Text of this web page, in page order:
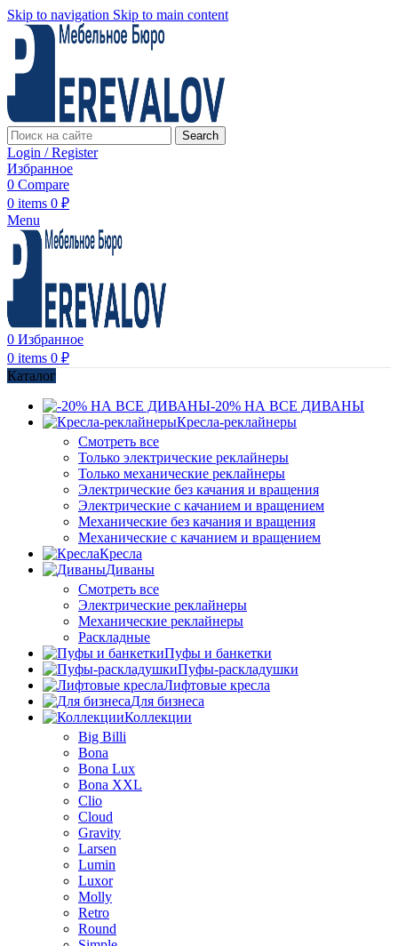
Skip to navigation Skip to main content
Search
Login / Register
Избранное
0 Compare
0 items 0 ₽
Menu
0 Избранное
0 items 0 ₽
Каталог
-20% НА ВСЕ ДИВАНЫ
Кресла-реклайнеры
Смотреть все
Только электрические реклайнеры
Только механические реклайнеры
Электрические без качания и вращения
Электрические с качанием и вращением
Механические без качания и вращения
Механические с качанием и вращением
Кресла
Диваны
Смотреть все
Электрические реклайнеры
Механические реклайнеры
Раскладные
Пуфы и банкетки
Пуфы-раскладушки
Лифтовые кресла
Для бизнеса
Коллекции
Big Billi
Bona
Bona Lux
Bona XXL
Clio
Cloud
Gravity
Larsen
Lumin
Luxor
Molly
Retro
Round